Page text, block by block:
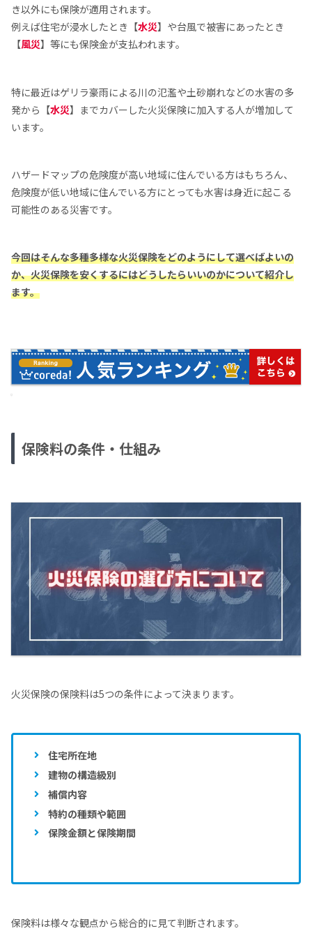
き以外にも保険が適用されます。
例えば住宅が浸水したとき【水災】や台風で被害にあったとき
【風災】等にも保険金が支払われます。
特に最近はゲリラ豪雨による川の氾濫や土砂崩れなどの水害の多
発から【水災】までカバーした火災保険に加入する人が増加して
います。
ハザードマップの危険度が高い地域に住んでいる方はもちろん、
危険度が低い地域に住んでいる方にとっても水害は身近に起こる
可能性のある災害です。
今回はそんな多種多様な火災保険をどのようにして選べばよいの
か、火災保険を安くするにはどうしたらいいのかについて紹介し
ます。
保険料の条件・仕組み
火災保険の保険料は5つの条件によって決まります。
住宅所在地
建物の構造級別
補償内容
特約の種類や範囲
保険金額と保険期間
保険料は様々な観点から総合的に見て判断されます。